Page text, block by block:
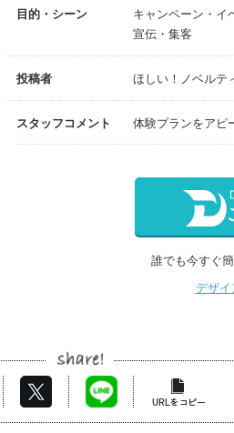
目的・シーン
キャンペーン・イ
宣伝・集客
投稿者 ほしい！ノベルテ
スタッフコメント 体験プランをアピ
誰でも今すぐ
デザ